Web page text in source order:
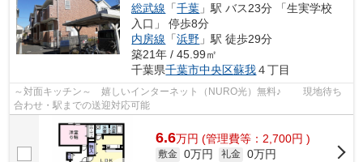
総武線 「千葉 」駅 バス23分 「生実学校
入口」 停歩8分
内房線 「浜野 」駅 徒歩29分
築21年 / 45.99㎡
千葉県千葉市中央区蘇我４丁目
～対面キッチン～ 嬉しいインターネット（NURO光）無料♪ 現地待ち
合わせ・駅までの送迎対応可能
6.6万円 (管理費等：2,700円 )
敷金 0万円 礼金 0万円